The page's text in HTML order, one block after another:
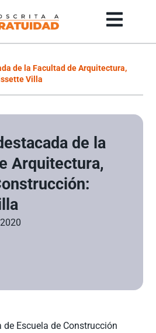
de la Facultad de Arquitectura,
Villa
de la
Arquitectura,
de Escuela de Construcción